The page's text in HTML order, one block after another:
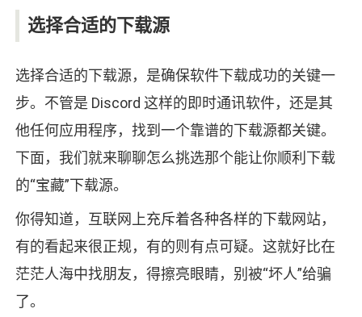
选择合适的下载源
选择合适的下载源，是确保软件下载成功的关键一
步。不管是 Discord 这样的即时通讯软件，还是其
他任何应用程序，找到一个靠谱的下载源都关键。
下面，我们就来聊聊怎么挑选那个能让你顺利下载
的“宝藏”下载源。
你得知道，互联网上充斥着各种各样的下载网站，
有的看起来很正规，有的则有点可疑。这就好比在
茫茫人海中找朋友，得擦亮眼睛，别被“坏人”给骗
了。